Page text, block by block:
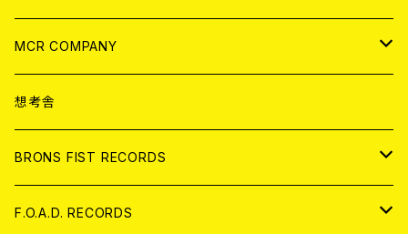
ANALOG
CD
ANALOG
MCR COMPANY
CD
アパレル
ANALOG
想考舎
BRONS FIST RECORDS
CD
F.O.A.D. RECORDS